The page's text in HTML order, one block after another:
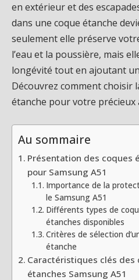
en extérieur et des
dans une coque étanche
seulement elle préserve
l’eau et la poussière, mais
longévité tout en ajoutant
Découvrez comment choisir
étanche pour votre précieux
Au sommaire
Présentation des coques
pour Samsung A51
Importance de la
le Samsung A51
Différents types de
étanches disponibles
Critères de sélection
étanche
Caractéristiques clés des
étanches Samsung A51